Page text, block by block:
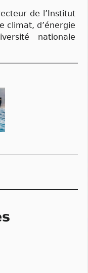
de l’Institut
climat, d’énergie
nationale